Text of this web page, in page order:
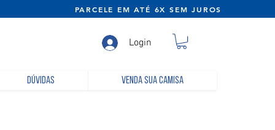
EM ATÉ 6X SEM JUROS
Login
Dúvidas Venda sua camisa